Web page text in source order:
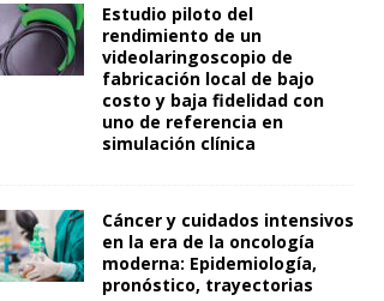
Estudio piloto del
rendimiento de un
videolaringoscopio de
fabricación local de bajo
costo y baja fidelidad con
uno de referencia en
simulación clínica
Cáncer y cuidados intensivos
en la era de la oncología
moderna: Epidemiología,
pronóstico, trayectorias